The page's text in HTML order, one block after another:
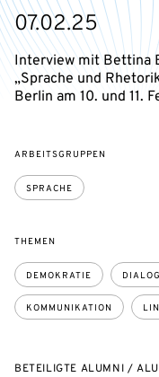
07.02.25
Interview mit Bettina
„Sprache und
Berlin am 10. und 11.
ARBEITSGRUPPEN
SPRACHE
THEMEN
DEMOKRATIE DIALOG
KOMMUNIKATION
BETEILIGTE ALUMNI /